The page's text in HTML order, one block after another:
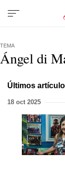
TEMA
Ángel di
Últimos
18 oct 2025